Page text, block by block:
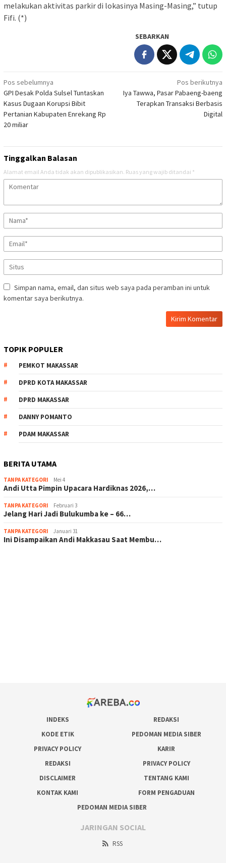
melakukan aktivitas parkir di lokasinya Masing-Masing,” tutup
Fifi. (*)
SEBARKAN
Navigasi
pos
Pos sebelumnya
GPI Desak Polda Sulsel Tuntaskan
Kasus Dugaan Korupsi Bibit
Pertanian Kabupaten Enrekang Rp
20 miliar
Pos berikutnya
Iya Tawwa, Pasar Pabaeng-baeng
Terapkan Transaksi Berbasis
Digital
Tinggalkan Balasan
Alamat email Anda tidak akan dipublikasikan. Ruas yang wajib ditandai *
Simpan nama, email, dan situs web saya pada peramban ini untuk
komentar saya berikutnya.
TOPIK POPULER
PEMKOT MAKASSAR
DPRD KOTA MAKASSAR
DPRD MAKASSAR
DANNY POMANTO
PDAM MAKASSAR
BERITA UTAMA
TANPA KATEGORI Mei 4
Andi Utta Pimpin Upacara Hardiknas 2026,…
TANPA KATEGORI Februari 3
Jelang Hari Jadi Bulukumba ke – 66…
TANPA KATEGORI Januari 31
Ini Disampaikan Andi Makkasau Saat Membu…
INDEKS
REDAKSI
KODE ETIK
PEDOMAN MEDIA SIBER
PRIVACY POLICY
KARIR
REDAKSI
PRIVACY POLICY
DISCLAIMER
TENTANG KAMI
KONTAK KAMI
FORM PENGADUAN
PEDOMAN MEDIA SIBER
JARINGAN SOCIAL
RSS